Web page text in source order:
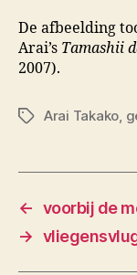
De afbeelding
Arai’s Tamashii
2007).
TagsArai Takako
← voorbij de
→